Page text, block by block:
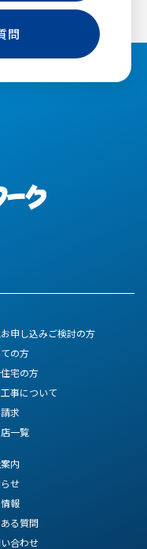
問
申し込みご検討の方
の方
宅の方
事について
求
一覧
内
せ
報
る質問
合わせ